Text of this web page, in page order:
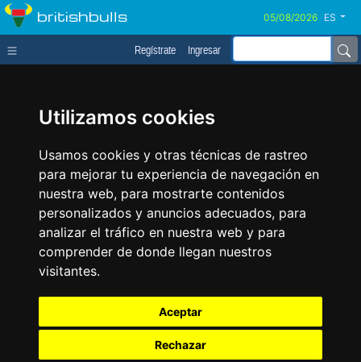
Utilizamos cookies
Usamos cookies y otras técnicas de rastreo
para mejorar tu experiencia de navegación en
nuestra web, para mostrarte contenidos
personalizados y anuncios adecuados, para
analizar el tráfico en nuestra web y para
comprender de donde llegan nuestros
visitantes.
Aceptar
Rechazar
britishbulls ES
Regístrate Ingresar